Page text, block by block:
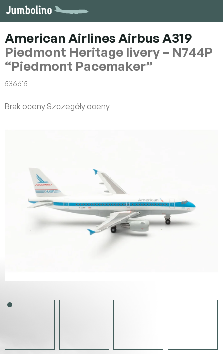
Przejść
do
American Airlines Airbus A319
Piedmont Heritage livery – N744P
“Piedmont Pacemaker”
536615
Średnia
gwiazdek.
Brak oceny Szczegóły oceny